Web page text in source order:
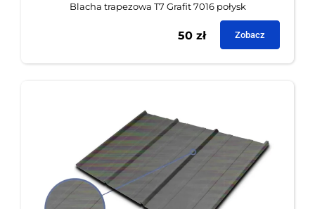
Blacha trapezowa T7 Grafit 7016 połysk
50 zł Zobacz